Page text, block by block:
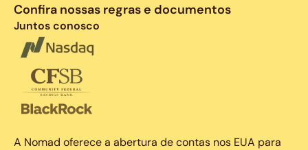
Confira nossas regras e documentos
Juntos conosco
A Nomad oferece a abertura de contas nos EUA para